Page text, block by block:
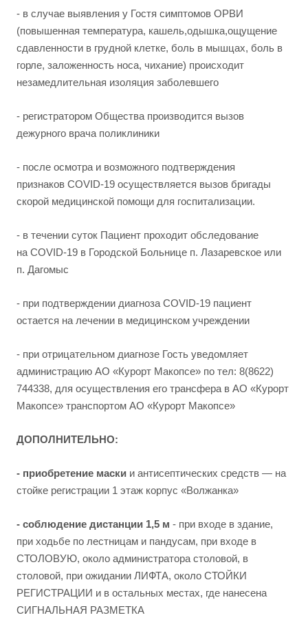
- в случае выявления у Гостя симптомов ОРВИ
(повышенная температура, кашель,одышка,ощущение
сдавленности в грудной клетке, боль в мышцах, боль в
горле, заложенность носа, чихание) происходит
незамедлительная изоляция заболевшего
- регистратором Общества производится вызов
дежурного врача поликлиники
- после осмотра и возможного подтверждения
признаков COVID-19 осуществляется вызов бригады
скорой медицинской помощи для госпитализации.
- в течении суток Пациент проходит обследование
на COVID-19 в Городской Больнице п. Лазаревское или
п. Дагомыс
- при подтверждении диагноза COVID-19 пациент
остается на лечении в медицинском учреждении
- при отрицательном диагнозе Гость уведомляет
администрацию АО «Курорт Макопсе» по тел: 8(8622)
744338, для осуществления его трансфера в АО «Курорт
Макопсе» транспортом АО «Курорт Макопсе»
ДОПОЛНИТЕЛЬНО:
- приобретение маски и антисептических средств — на
стойке регистрации 1 этаж корпус «Волжанка»
- соблюдение дистанции 1,5 м - при входе в здание,
при ходьбе по лестницам и пандусам, при входе в
СТОЛОВУЮ, около администратора столовой, в
столовой, при ожидании ЛИФТА, около СТОЙКИ
РЕГИСТРАЦИИ и в остальных местах, где нанесена
СИГНАЛЬНАЯ РАЗМЕТКА